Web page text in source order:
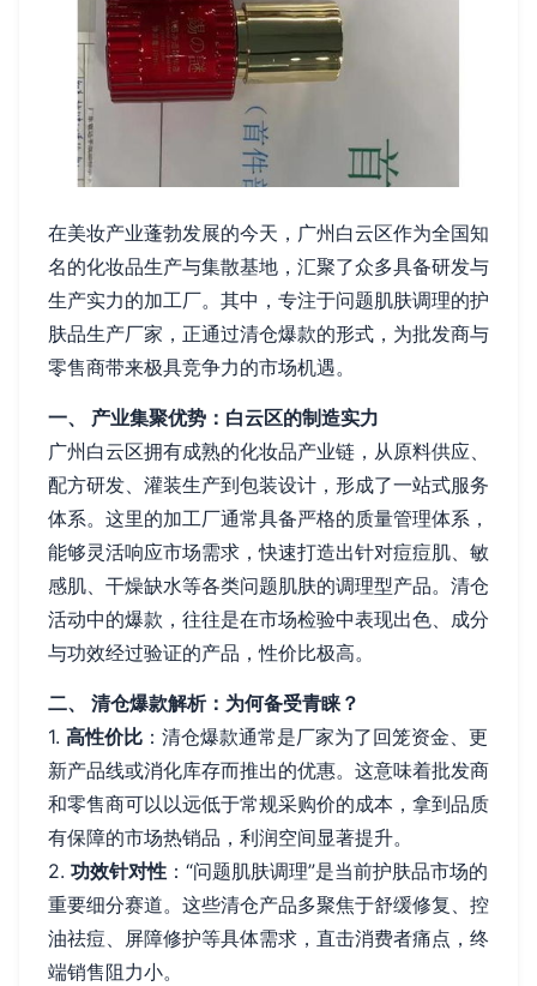
在美妆产业蓬勃发展的今天，广州白云区作为全国知
名的化妆品生产与集散基地，汇聚了众多具备研发与
生产实力的加工厂。其中，专注于问题肌肤调理的护
肤品生产厂家，正通过清仓爆款的形式，为批发商与
零售商带来极具竞争力的市场机遇。
一、 产业集聚优势：白云区的制造实力
广州白云区拥有成熟的化妆品产业链，从原料供应、
配方研发、灌装生产到包装设计，形成了一站式服务
体系。这里的加工厂通常具备严格的质量管理体系，
能够灵活响应市场需求，快速打造出针对痘痘肌、敏
感肌、干燥缺水等各类问题肌肤的调理型产品。清仓
活动中的爆款，往往是在市场检验中表现出色、成分
与功效经过验证的产品，性价比极高。
二、 清仓爆款解析：为何备受青睐？
1. 高性价比 ：清仓爆款通常是厂家为了回笼资金、更
新产品线或消化库存而推出的优惠。这意味着批发商
和零售商可以以远低于常规采购价的成本，拿到品质
有保障的市场热销品，利润空间显著提升。
2. 功效针对性 ：“问题肌肤调理”是当前护肤品市场的
重要细分赛道。这些清仓产品多聚焦于舒缓修复、控
油祛痘、屏障修护等具体需求，直击消费者痛点，终
端销售阻力小。